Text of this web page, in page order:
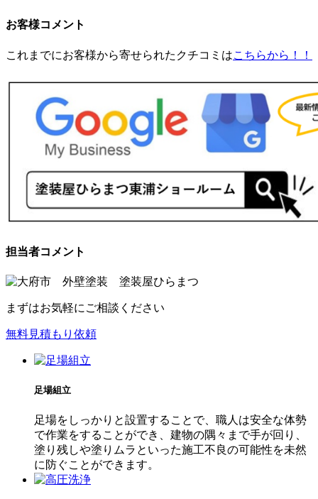
お客様コメント
これまでにお客様から寄せられたクチコミはこちらから！！
担当者コメント
まずはお気軽にご相談ください
無料見積もり依頼
足場組立
足場をしっかりと設置することで、職人は安全な体勢
で作業をすることができ、建物の隅々まで手が回り、
塗り残しや塗りムラといった施工不良の可能性を未然
に防ぐことができます。